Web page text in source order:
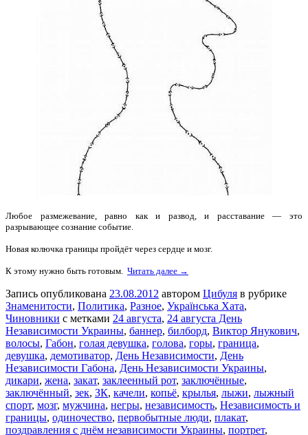
Любое размежевание, равно как и развод, и расставание — это
разрывающее сознание событие.
Новая колючка границы пройдёт через сердце и мозг.
К этому нужно быть готовым. Читать далее →
Запись опубликована 23.08.2012 автором Цибуля в рубрике
Знаменитости, Политика, Разное, Українська Хата,
Чиновники с метками 24 августа, 24 августа День
Независимости Украины, баннер, билборд, Виктор Янукович,
волосы, Габон, голая девушка, голова, горы, граница,
девушка, демотиватор, День Независимости, День
Независимости Габона, День Независимости Украины,
дикари, жена, закат, заклеенный рот, заключённые,
заключённый, зек, ЗК, качели, копьё, крылья, лыжи, лыжный
спорт, мозг, мужчина, негры, независимость, Независимость и
границы, одиночество, первобытные люди, плакат,
поздравления с днём независимости Украины, портрет,